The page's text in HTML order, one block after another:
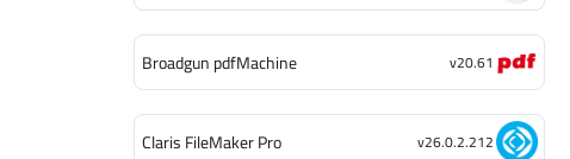
Broadgun pdfMachine v20.61
Claris FileMaker Pro v26.0.2.212